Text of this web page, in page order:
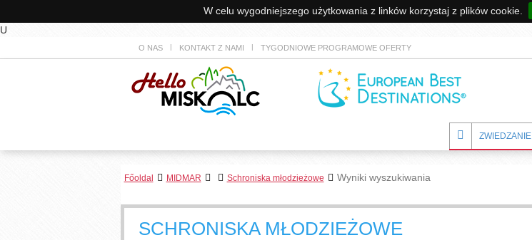
W celu wygodniejszego użytkowania z linków korzystaj z plików cookie.
U
O NAS KONTAKT Z NAMI TYGODNIOWE PROGRAMOWE OFERTY
ZWIEDZANIE
Főoldal MIDMAR Schroniska młodzieżowe Wyniki wyszukiwania
SCHRONISKA MŁODZIEŻOWE